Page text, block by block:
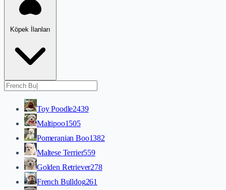
Köpek İlanları
Toy Poodle2439
Maltipoo1505
Pomeranian Boo1382
Maltese Terrier559
Golden Retriever278
French Bulldog261